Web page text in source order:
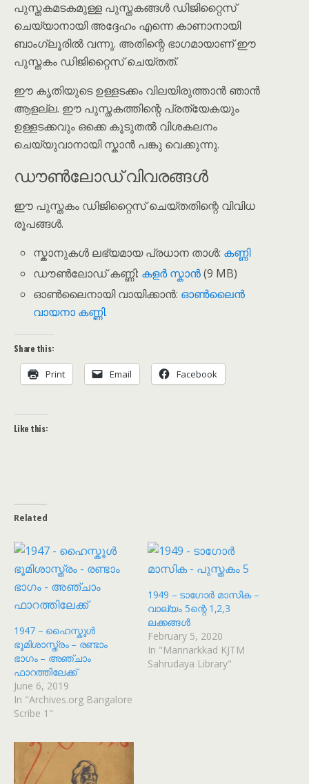
പുസ്തകമടകമുള്ള പുസ്തകങ്ങൾ ഡിജിറ്റൈസ്
ചെയ്യാനായി അദ്ദേഹം എന്നെ കാണാനായി
ബാംഗ്ലൂരിൽ വന്നു. അതിന്റെ ഭാഗമായാണ് ഈ
പുസ്തകം ഡിജിറ്റൈസ് ചെയ്തത്.
ഈ കൃതിയുടെ ഉള്ളടക്കം വിലയിരുത്താൻ ഞാൻ
ആളല്ല. ഈ പുസ്തകത്തിന്റെ പ്രത്യേകയും
ഉള്ളടക്കവും ഒക്കെ കൂടുതൽ വിശകലനം
ചെയ്യുവാനായി സ്കാൻ പങ്കു വെക്കുന്നു.
ഡൗൺലോഡ് വിവരങ്ങൾ
ഈ പുസ്തകം ഡിജിറ്റൈസ് ചെയ്തതിന്റെ വിവിധ
രൂപങ്ങൾ.
സ്കാനുകൾ ലഭ്യമായ പ്രധാന താൾ: കണ്ണി
ഡൗൺലോഡ് കണ്ണി: കളർ സ്കാൻ(9 MB)
ഓൺലൈനായി വായിക്കാൻ: ഓൺലൈൻ
വായനാ കണ്ണി.
Share this:
Print Email Facebook
Like this:
Related
1947 – ഹൈസ്കൂൾ
ഭൂമിശാസ്ത്രം – രണ്ടാം
ഭാഗം – അഞ്ചാം
ഫാറത്തിലേക്ക്
June 6, 2019
In "Archives.org Bangalore
Scribe 1"
1949 – ടാഗോർ മാസിക –
വാല്യം 5ന്റെ 1,2,3
ലക്കങ്ങൾ
February 5, 2020
In "Mannarkkad KJTM
Sahrudaya Library"